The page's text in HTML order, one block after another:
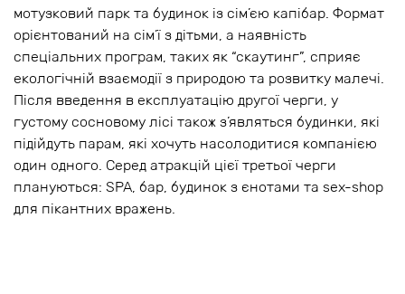
мотузковий парк та будинок із сім’єю капібар. Формат
орієнтований на сім’ї з дітьми, а наявність
спеціальних програм, таких як “скаутинг”, сприяє
екологічній взаємодії з природою та розвитку малечі.
Після введення в експлуатацію другої черги, у
густому сосновому лісі також з’являться будинки, які
підійдуть парам, які хочуть насолодитися компанією
один одного. Серед атракцій цієї третьої черги
плануються: SPA, бар, будинок з єнотами та sex-shop
для пікантних вражень.